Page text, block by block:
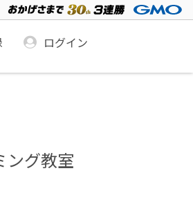
ログイン
ング教室